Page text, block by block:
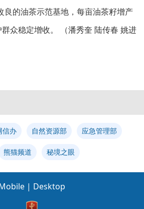
良的油茶示范基地，每亩油茶籽增产
众稳定增收。 （潘秀奎 陆传春 姚进
信办 自然资源部 应急管理部
熊猫频道 秘境之眼
| Desktop